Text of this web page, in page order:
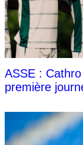
ASSE :
première